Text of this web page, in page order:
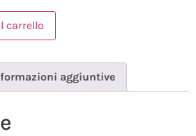
carrello
aggiuntive